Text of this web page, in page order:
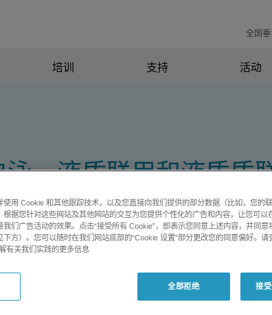
全国
培训 支持 活动
、液质联用和液质质
使用 Cookie 和其他跟踪技术，以及您直接向我们提供的部分数据（比如，您的
根据您针对这些网站及其他网站的交互为您提供个性化的广告和内容，让您可以
我们广告活动的效果。点击“接受所有 Cookie”，即表示您同意上述内容，并同意
方）。您可以随时在我们网站底部的“Cookie 设置”部分更改您的同意偏好。请
有关我们实践的更多信息
全部拒绝 接